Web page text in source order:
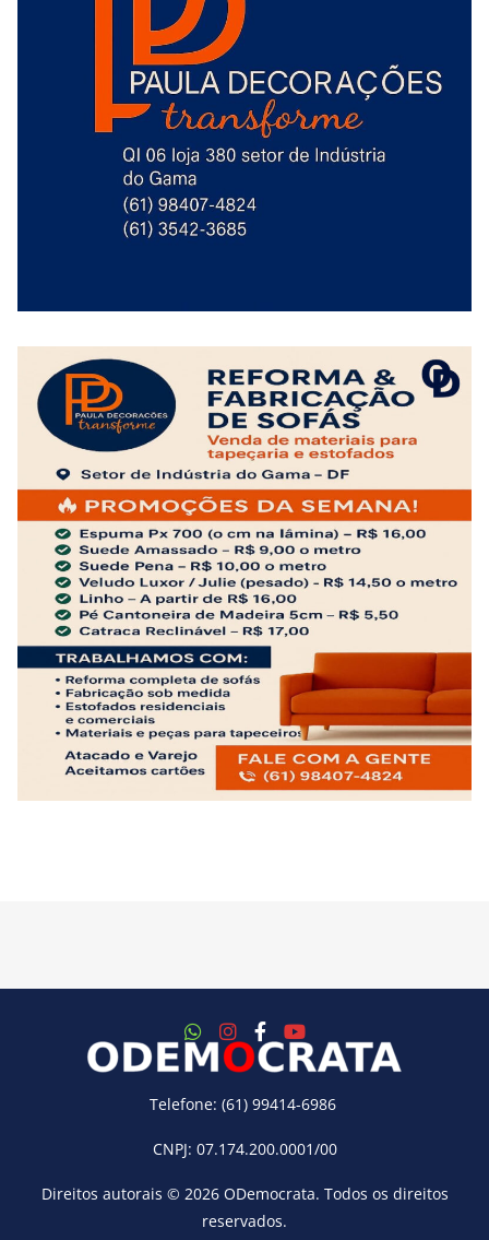
Telefone: (61) 99414-6986
CNPJ: 07.174.200.0001/00
Direitos autorais © 2026 ODemocrata. Todos os direitos
reservados.